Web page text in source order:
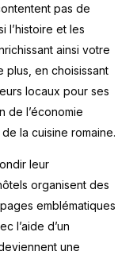
pas de
l’histoire et les
ainsi votre
plus, en choisissant
locaux pour ses
de l’économie
la cuisine romaine.
leur
organisent des
emblématiques
l’aide d’un
une